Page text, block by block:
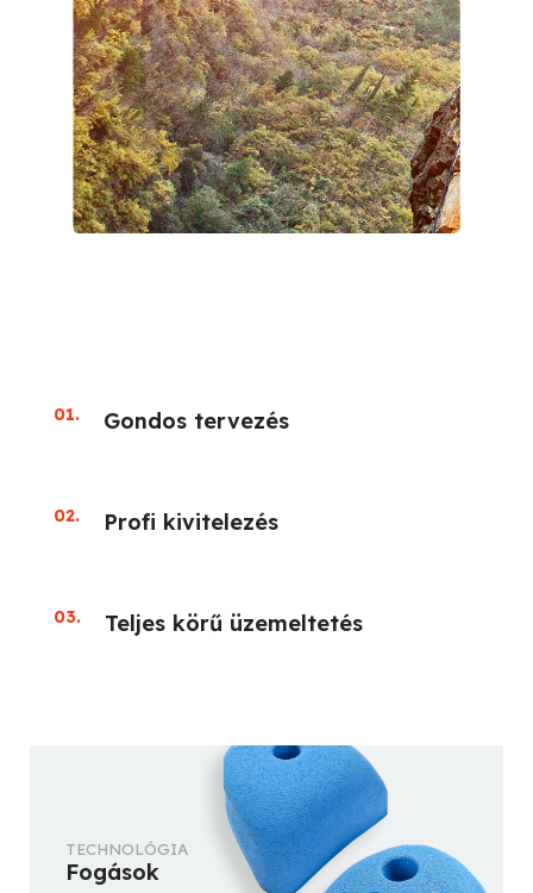
01. Gondos tervezés
02. Profi kivitelezés
03. Teljes körű üzemeltetés
TECHNOLÓGIA
Fogások